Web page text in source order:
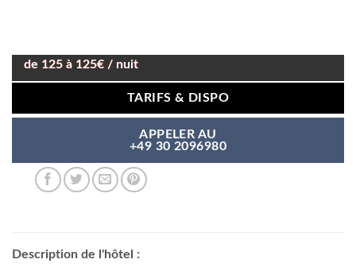
de 125 à 125€ / nuit
TARIFS & DISPO
APPELER AU
+49 30 2096980
Description de l'hôtel :